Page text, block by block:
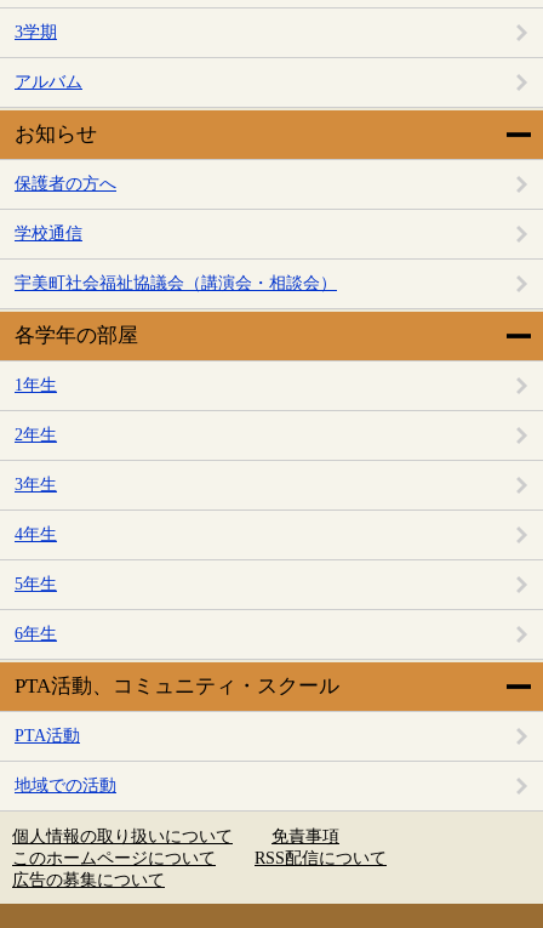
3学期
アルバム
お知らせ
保護者の方へ
学校通信
宇美町社会福祉協議会（講演会・相談会）
各学年の部屋
1年生
2年生
3年生
4年生
5年生
6年生
PTA活動、コミュニティ・スクール
PTA活動
地域での活動
個人情報の取り扱いについて
免責事項
このホームページについて
RSS配信について
広告の募集について